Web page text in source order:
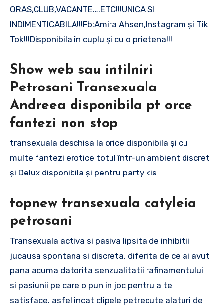
ORAS,CLUB,VACANTE….ETC!!!UNICA SI
INDIMENTICABILA!!!Fb:Amira Ahsen,Instagram și Tik
Tok!!!Disponibila în cuplu și cu o prietena!!!
Show web sau intilniri
Petrosani Transexuala
Andreea disponibila pt orce
fantezi non stop
transexuala deschisa la orice disponibila și cu
multe fantezi erotice totul într-un ambient discret
și Delux disponibila și pentru party kis
topnew transexuala catyleia
petrosani
Transexuala activa si pasiva lipsita de inhibitii
jucausa spontana si discreta. diferita de ce ai avut
pana acuma datorita senzualitatii rafinamentului
si pasiunii pe care o pun in joc pentru a te
satisface. asfel incat clipele petrecute alaturi de